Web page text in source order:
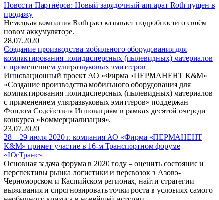
Новости Партнёров: Новый зарядочный аппарат Roth пущен в
продажу
Немецкая компания Roth рассказывает подробности о своём
новом аккумуляторе.
28.07.2020
Создание производства мобильного оборудования для
компактирования полидисперсных (пылевидных) материалов
с применением ультразвуковых эмиттеров
Инновационный проект АО «Фирма «ПЕРМАНЕНТ К&М»
«Создание производства мобильного оборудования для
компактирования полидисперсных (пылевидных) материалов
с применением ультразвуковых эмиттеров» поддержан
Фондом Содействия Инновациям в рамках десятой очереди
конкурса «Коммерциализация».
23.07.2020
28 – 29 июля 2020 г. компания АО «Фирма «ПЕРМАНЕНТ
К&М» примет участие в 16-м Транспортном форуме
«ЮгТранс»
Основная задача форума в 2020 году – оценить состояние и
перспективы рынка логистики и перевозок в Азово-
Черноморском и Каспийском регионах, найти стратегии
выживания и спрогнозировать точки роста в условиях самого